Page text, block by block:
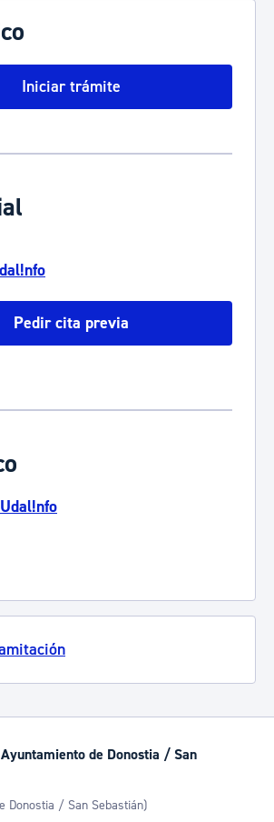
Iniciar trámite
Pedir cita previa
de Donostia / San
Donostia / San Sebastián)